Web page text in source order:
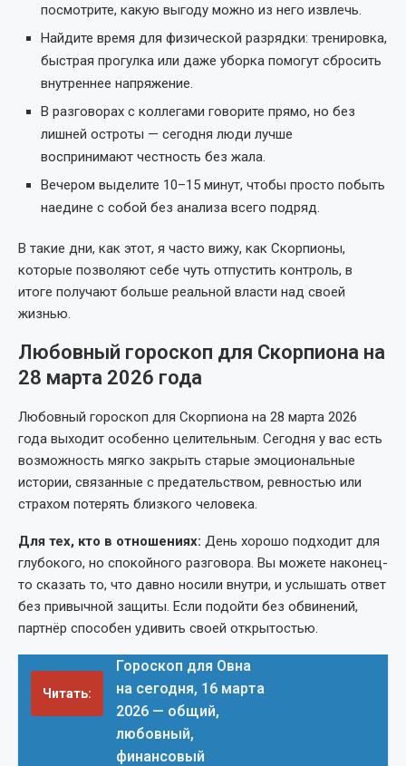
посмотрите, какую выгоду можно из него извлечь.
Найдите время для физической разрядки: тренировка,
быстрая прогулка или даже уборка помогут сбросить
внутреннее напряжение.
В разговорах с коллегами говорите прямо, но без
лишней остроты — сегодня люди лучше
воспринимают честность без жала.
Вечером выделите 10–15 минут, чтобы просто побыть
наедине с собой без анализа всего подряд.
В такие дни, как этот, я часто вижу, как Скорпионы,
которые позволяют себе чуть отпустить контроль, в
итоге получают больше реальной власти над своей
жизнью.
Любовный гороскоп для Скорпиона на
28 марта 2026 года
Любовный гороскоп для Скорпиона на 28 марта 2026
года выходит особенно целительным. Сегодня у вас есть
возможность мягко закрыть старые эмоциональные
истории, связанные с предательством, ревностью или
страхом потерять близкого человека.
Для тех, кто в отношениях: День хорошо подходит для
глубокого, но спокойного разговора. Вы можете наконец-
то сказать то, что давно носили внутри, и услышать ответ
без привычной защиты. Если подойти без обвинений,
партнёр способен удивить своей открытостью.
Читать:
Гороскоп для Овна
на сегодня, 16 марта
2026 — общий,
любовный,
финансовый